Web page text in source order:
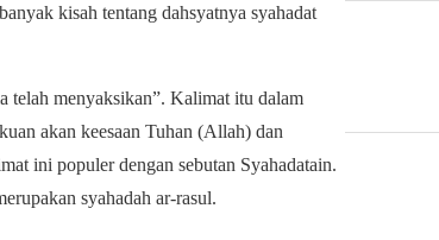
kisah tentang dahsyatnya syahadat
telah menyaksikan”. Kalimat itu dalam
akan keesaan Tuhan (Allah) dan
ini populer dengan sebutan Syahadatain.
syahadah ar-rasul.